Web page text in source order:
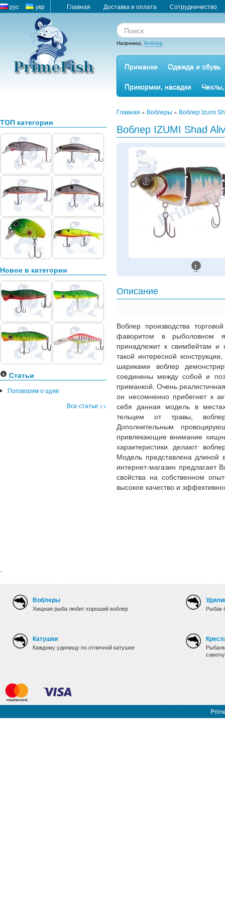
рус укр Главная Доставка и оплата Сотрудничество
Например, Воблер
Приманки
Одежда и обувь
Прикормки, насадки
ТОП категории
Новое в категории
Статьи
Поговорим о щуке
Все статьи >>
.
Главная » Воблеры » Воблер Izumi
Воблер IZUMI Shad
1
Описание
Воблер производства
фаворитом в рыболовном
принадлежит к свимбейтам и
такой интересной
шариками воблер
соединены между собой и
приманкой. Очень
он несомненно прибегнет к
себя данная модель в
тельцем от травы,
Дополнительным
привлекающие внимание
характеристики делают
Модель представлена
интернет-магазин
свойства на собственном
высокое качество и
Воблеры
Хищная рыба любит хороший воблер
Катушки
Каждому удилищу по отличной катушке
Рыбак